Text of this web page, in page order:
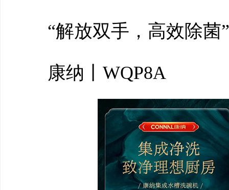
“解放双手，高效除菌”
康纳丨WQP8A